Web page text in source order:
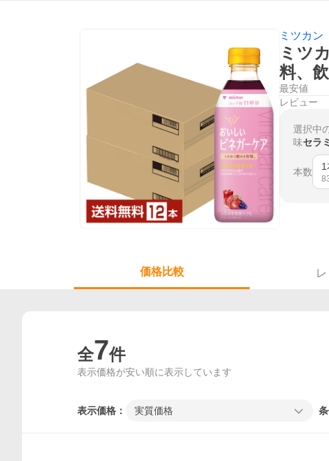
ミツカン
ミツ
料、
最安値
レビュー
選択中
味セラ
本数 1
価格比較
全7件
表示価格が安い順に表示しています
表示価格： 実質価格